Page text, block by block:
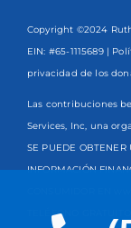
Copyright ©2024
EIN: #65-1115689 |
privacidad de los
Las contribuciones
Services, Inc, una
SE PUEDE OBTENER
INFORMACIÓN
TELÉFONO GRATUITO